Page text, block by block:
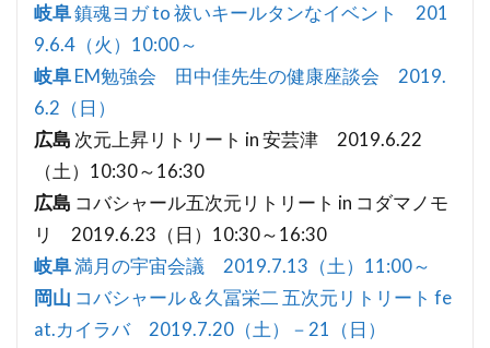
岐阜鎮魂ヨガ to 祓いキールタンなイベント 201
9.6.4（火）10:00～
岐阜EM勉強会 田中佳先生の健康座談会 2019.
6.2（日）
広島 次元上昇リトリート in 安芸津 2019.6.22
（土）10:30～16:30
広島 コバシャール五次元リトリート in コダマノモ
リ 2019.6.23（日）10:30～16:30
岐阜満月の宇宙会議 2019.7.13（土）11:00～
岡山 コバシャール＆久冨栄二 五次元リトリート fe
at.カイラバ 2019.7.20（土）－21（日）